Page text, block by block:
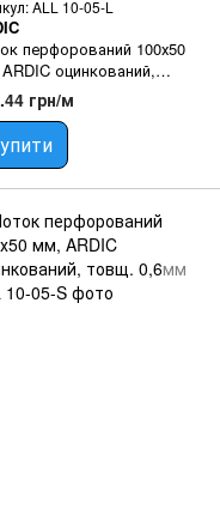
ALL 10-05-L
перфорований 100х50
оцинкований,
0,5мм
грн/м